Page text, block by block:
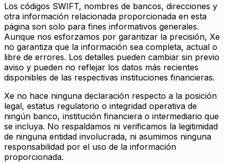
Los códigos SWIFT, nombres de bancos, direcciones y
otra información relacionada proporcionada en esta
página son solo para fines informativos generales.
Aunque nos esforzamos por garantizar la precisión, Xe
no garantiza que la información sea completa, actual o
libre de errores. Los detalles pueden cambiar sin previo
aviso y pueden no reflejar los datos más recientes
disponibles de las respectivas instituciones financieras.
Xe no hace ninguna declaración respecto a la posición
legal, estatus regulatorio o integridad operativa de
ningún banco, institución financiera o intermediario que
se incluya. No respaldamos ni verificamos la legitimidad
de ninguna entidad involucrada, ni asumimos ninguna
responsabilidad por el uso de la información
proporcionada.